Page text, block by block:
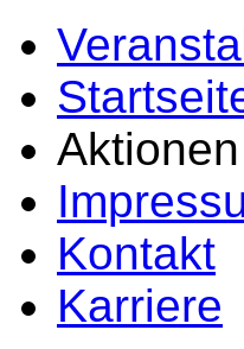
Aktionen
Kontakt
Karriere